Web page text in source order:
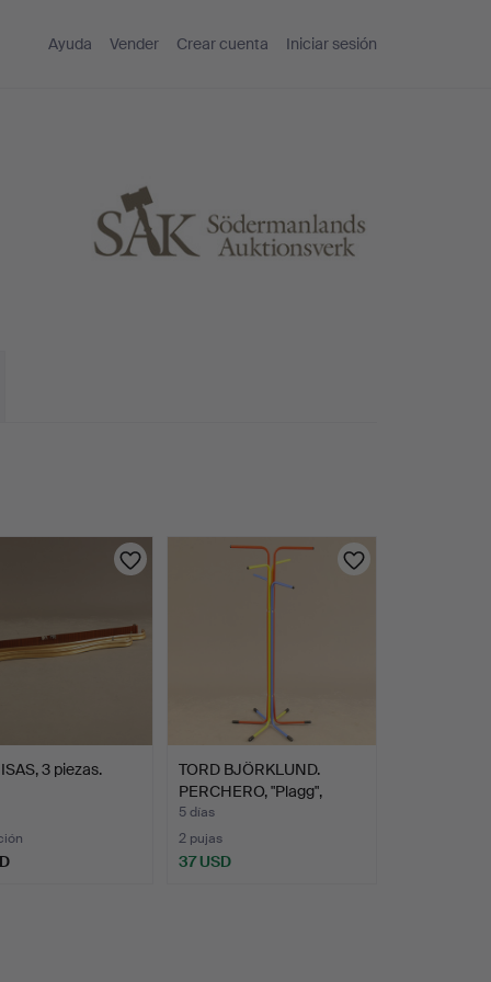
Ayuda Vender Crear cuenta Iniciar sesión
3 piezas.
TORD BJÖRKLUND.
PERCHERO, "Plagg",
metal, …
5 días
2 pujas
37 USD